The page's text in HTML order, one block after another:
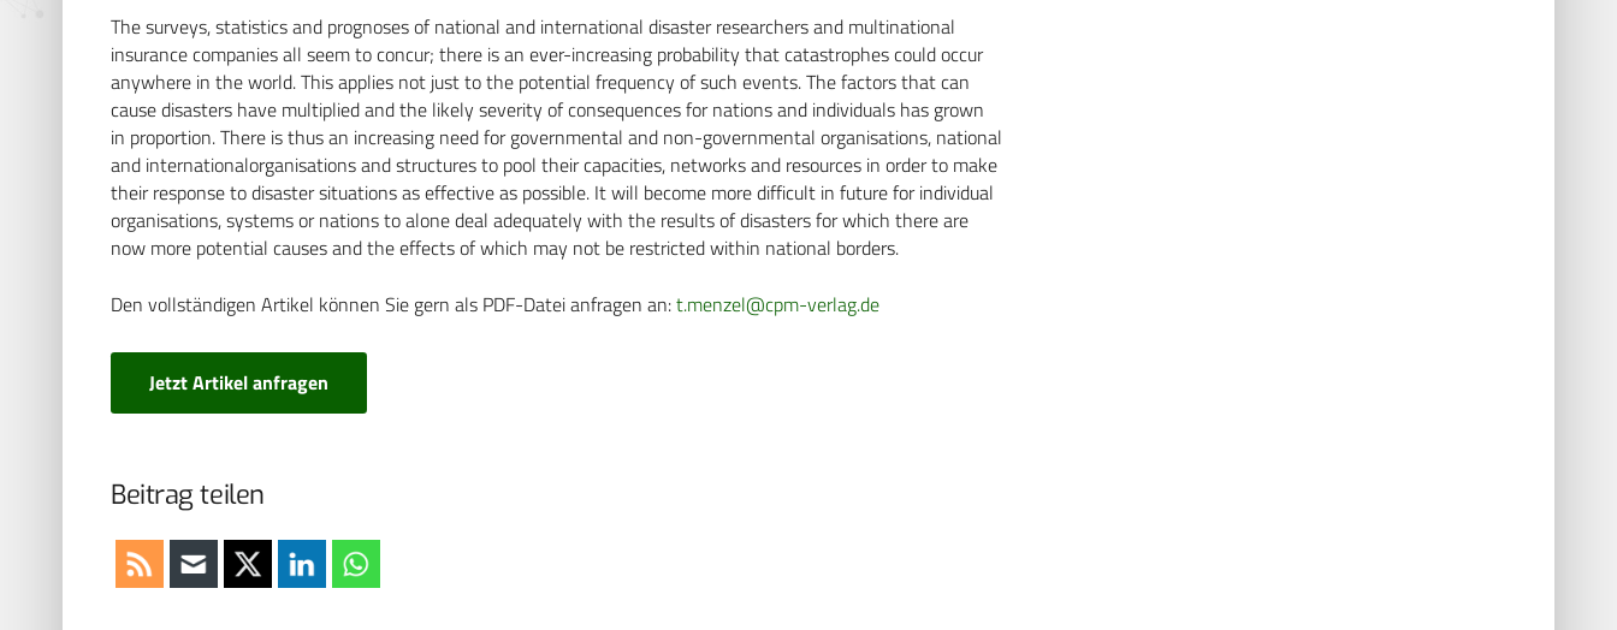
The surveys, statistics and prognoses of national and international disaster researchers and multinational
insurance companies all seem to concur; there is an ever-increasing probability that catastrophes could occur
anywhere in the world. This applies not just to the potential frequency of such events. The factors that can
cause disasters have multiplied and the likely severity of consequences for nations and individuals has grown
in proportion. There is thus an increasing need for governmental and non-governmental organisations, national
and internationalorganisations and structures to pool their capacities, networks and resources in order to make
their response to disaster situations as effective as possible. It will become more difficult in future for individual
organisations, systems or nations to alone deal adequately with the results of disasters for which there are
now more potential causes and the effects of which may not be restricted within national borders.
Den vollständigen Artikel können Sie gern als PDF-Datei anfragen an:t.menzel@cpm-verlag.de
Jetzt Artikel anfragen
Beitrag teilen